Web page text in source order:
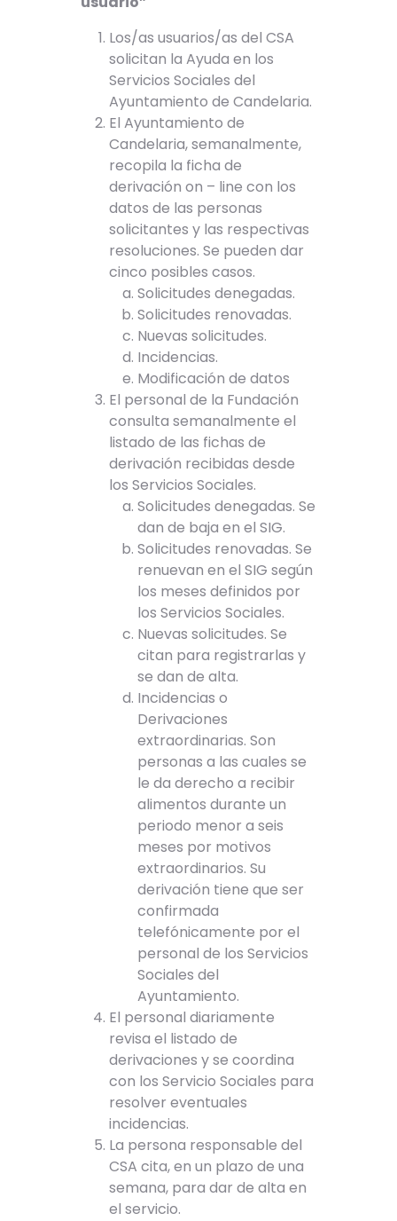
Los/as usuarios/as del CSA
solicitan la Ayuda en los
Servicios Sociales del
Ayuntamiento de Candelaria.
El Ayuntamiento de
Candelaria, semanalmente,
recopila la ficha de
derivación on – line con los
datos de las personas
solicitantes y las respectivas
resoluciones. Se pueden dar
cinco posibles casos.
Solicitudes denegadas.
Solicitudes renovadas.
Nuevas solicitudes.
Incidencias.
Modificación de datos
El personal de la Fundación
consulta semanalmente el
listado de las fichas de
derivación recibidas desde
los Servicios Sociales.
Solicitudes denegadas. Se
dan de baja en el SIG.
Solicitudes renovadas. Se
renuevan en el SIG según
los meses definidos por
los Servicios Sociales.
Nuevas solicitudes. Se
citan para registrarlas y
se dan de alta.
Incidencias o
Derivaciones
extraordinarias. Son
personas a las cuales se
le da derecho a recibir
alimentos durante un
periodo menor a seis
meses por motivos
extraordinarios. Su
derivación tiene que ser
confirmada
telefónicamente por el
personal de los Servicios
Sociales del
Ayuntamiento.
El personal diariamente
revisa el listado de
derivaciones y se coordina
con los Servicio Sociales para
resolver eventuales
incidencias.
La persona responsable del
CSA cita, en un plazo de una
semana, para dar de alta en
el servicio.